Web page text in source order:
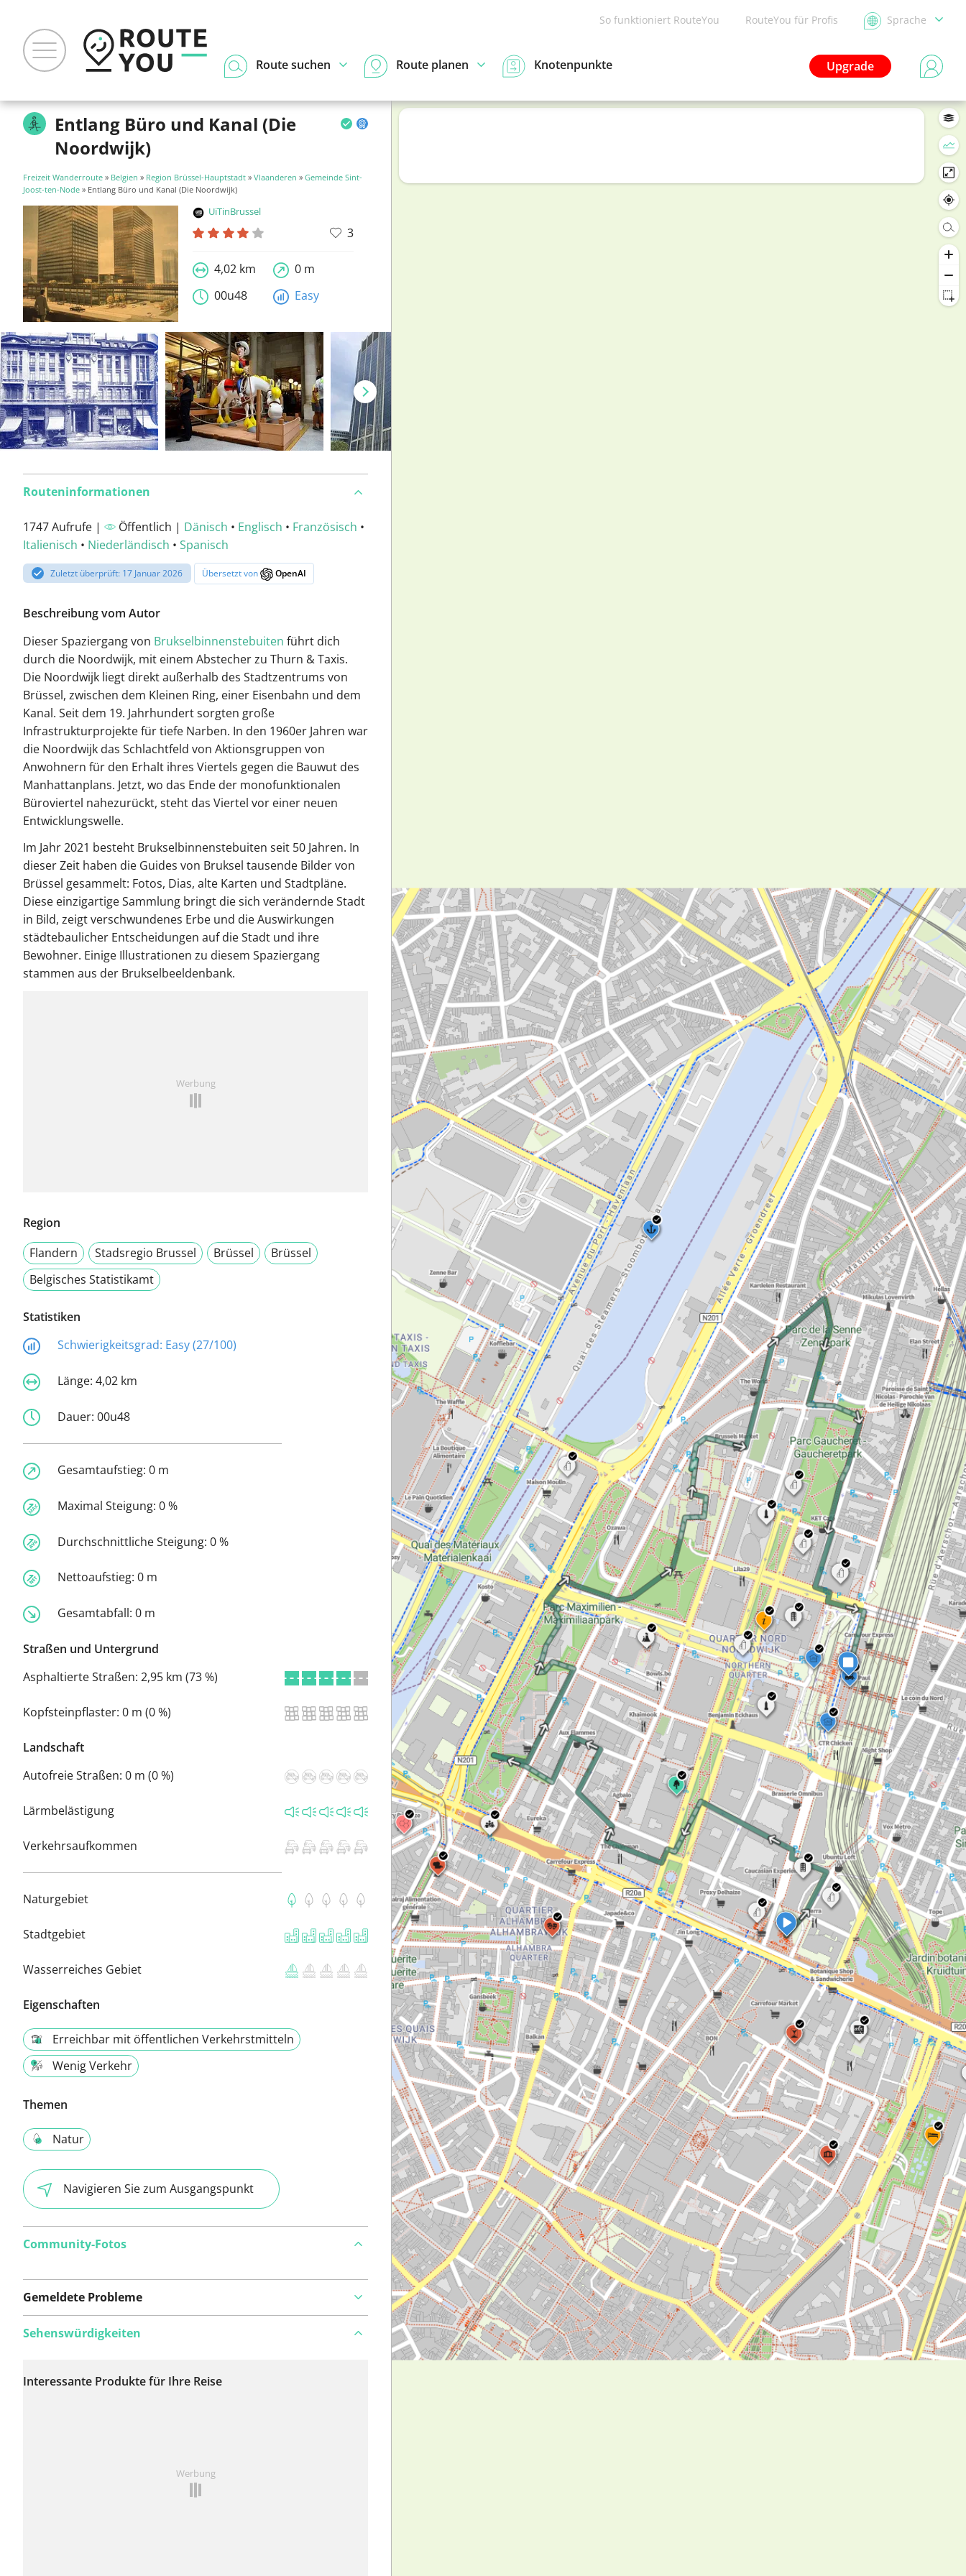
So funktioniert RouteYou RouteYou für Profis Sprache
Upgrade
Route suchen Route planen Knotenpunkte
Entlang Büro und Kanal (Die
Noordwijk)
Freizeit Wanderroute » Belgien » Region Brüssel-Hauptstadt » Vlaanderen » Gemeinde Sint-
Joost-ten-Node » Entlang Büro und Kanal (Die Noordwijk)
UiTinBrussel
3
4,02 km
0 m
00u48
Easy
Routeninformationen
1747 Aufrufe | Öffentlich | Dänisch • Englisch • Französisch •
Italienisch • Niederländisch • Spanisch
Zuletzt überprüft: 17 Januar 2026 Übersetzt von OpenAI
Beschreibung vom Autor
Dieser Spaziergang von Brukselbinnenstebuiten führt dich
durch die Noordwijk, mit einem Abstecher zu Thurn & Taxis.
Die Noordwijk liegt direkt außerhalb des Stadtzentrums von
Brüssel, zwischen dem Kleinen Ring, einer Eisenbahn und dem
Kanal. Seit dem 19. Jahrhundert sorgten große
Infrastrukturprojekte für tiefe Narben. In den 1960er Jahren war
die Noordwijk das Schlachtfeld von Aktionsgruppen von
Anwohnern für den Erhalt ihres Viertels gegen die Bauwut des
Manhattanplans. Jetzt, wo das Ende der monofunktionalen
Büroviertel nahezurückt, steht das Viertel vor einer neuen
Entwicklungswelle.
Im Jahr 2021 besteht Brukselbinnenstebuiten seit 50 Jahren. In
dieser Zeit haben die Guides von Bruksel tausende Bilder von
Brüssel gesammelt: Fotos, Dias, alte Karten und Stadtpläne.
Diese einzigartige Sammlung bringt die sich verändernde Stadt
in Bild, zeigt verschwundenes Erbe und die Auswirkungen
städtebaulicher Entscheidungen auf die Stadt und ihre
Bewohner. Einige Illustrationen zu diesem Spaziergang
stammen aus der Brukselbeeldenbank.
Werbung
Region
Flandern
Stadsregio Brussel Brüssel
Brüssel
Belgisches Statistikamt
Statistiken
Schwierigkeitsgrad: Easy (27/100)
Länge: 4,02 km
Dauer: 00u48
Gesamtaufstieg: 0 m
Maximal Steigung: 0 %
Durchschnittliche Steigung: 0 %
Nettoaufstieg: 0 m
Gesamtabfall: 0 m
Straßen und Untergrund
Asphaltierte Straßen: 2,95 km (73 %)
Kopfsteinpflaster: 0 m (0 %)
Landschaft
Autofreie Straßen: 0 m (0 %)
Lärmbelästigung
Verkehrsaufkommen
Naturgebiet
Stadtgebiet
Wasserreiches Gebiet
Eigenschaften
Erreichbar mit öffentlichen Verkehrstmitteln
Wenig Verkehr
Themen
Natur
Navigieren Sie zum Ausgangspunkt
Community-Fotos
Gemeldete Probleme
wurden bisher keine
Sehenswürdigkeiten
Interessante Produkte für Ihre Reise
Werbung